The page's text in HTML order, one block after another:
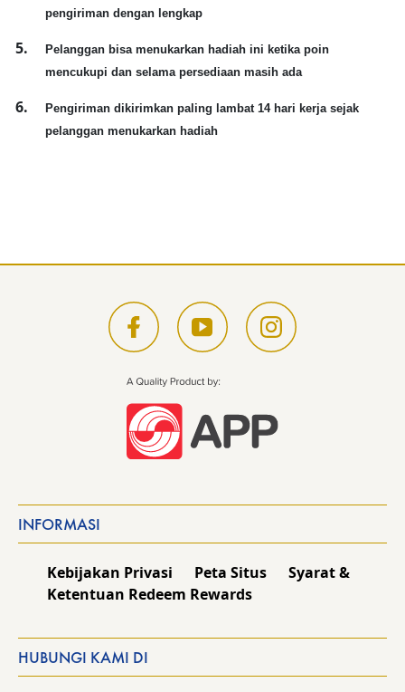
pengiriman dengan lengkap
Pelanggan bisa menukarkan hadiah ini ketika poin
mencukupi dan selama persediaan masih ada
Pengiriman dikirimkan paling lambat 14 hari kerja sejak
pelanggan menukarkan hadiah
INFORMASI
Kebijakan Privasi Peta Situs
Syarat &
Ketentuan Redeem Rewards
HUBUNGI KAMI DI